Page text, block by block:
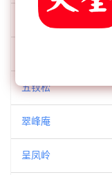
梅花峰
五钗松
翠峰庵
呈凤岭